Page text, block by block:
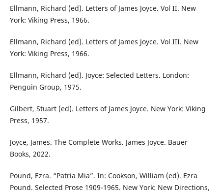
Ellmann, Richard (ed). Letters of James Joyce. Vol II. New
York: Viking Press, 1966.
Ellmann, Richard (ed). Letters of James Joyce. Vol III. New
York: Viking Press, 1966.
Ellmann, Richard (ed). Joyce: Selected Letters. London:
Penguin Group, 1975.
Gilbert, Stuart (ed). Letters of James Joyce. New York: Viking
Press, 1957.
Joyce, James. The Complete Works. James Joyce. Bauer
Books, 2022.
Pound, Ezra. “Patria Mia”. In: Cookson, William (ed). Ezra
Pound. Selected Prose 1909-1965. New York: New Directions,